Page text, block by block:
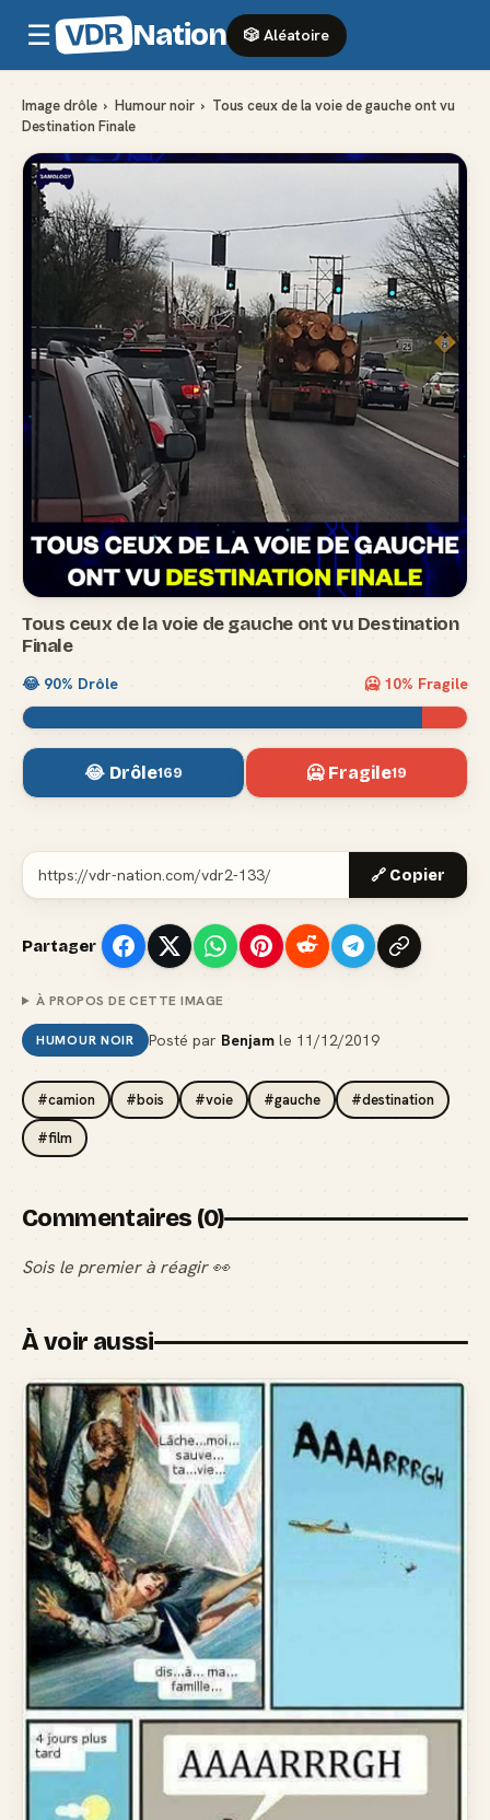
☰ VDR Nation 🎲 Aléatoire
Image drôle › Humour noir › Tous ceux de la voie de gauche ont vu
Destination Finale
Tous ceux de la voie de gauche ont vu Destination
Finale
😂 90% Drôle 🥶 10% Fragile
😂 Drôle169 🥶 Fragile19
🔗 Copier
Partager
À PROPOS DE CETTE IMAGE
HUMOUR NOIR Posté par Benjamle 11/12/2019
#camion #bois #voie #gauche #destination
#film
Commentaires (0)
Sois le premier à réagir 👀
À voir aussi